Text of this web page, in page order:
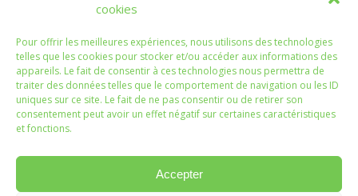
cookies
Pour offrir les meilleures expériences, nous utilisons des technologies
telles que les cookies pour stocker et/ou accéder aux informations des
appareils. Le fait de consentir à ces technologies nous permettra de
traiter des données telles que le comportement de navigation ou les ID
uniques sur ce site. Le fait de ne pas consentir ou de retirer son
consentement peut avoir un effet négatif sur certaines caractéristiques
et fonctions.
Accepter
Les Randonnées Chichéennes
Que les marches que vous ferez, ou que nous ferons
ensemble, soient l'occasion d'échanges enrichissants.